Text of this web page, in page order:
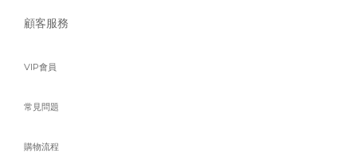
顧客服務
VIP會員
常見問題
購物流程